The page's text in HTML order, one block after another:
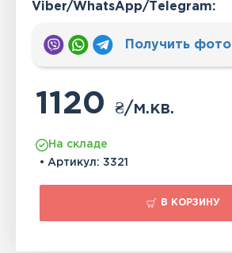
Viber/WhatsApp/Тelegram:
Получить фото
1120₴/м.кв.
На складе
• Артикул: 3321
В КОРЗИНУ